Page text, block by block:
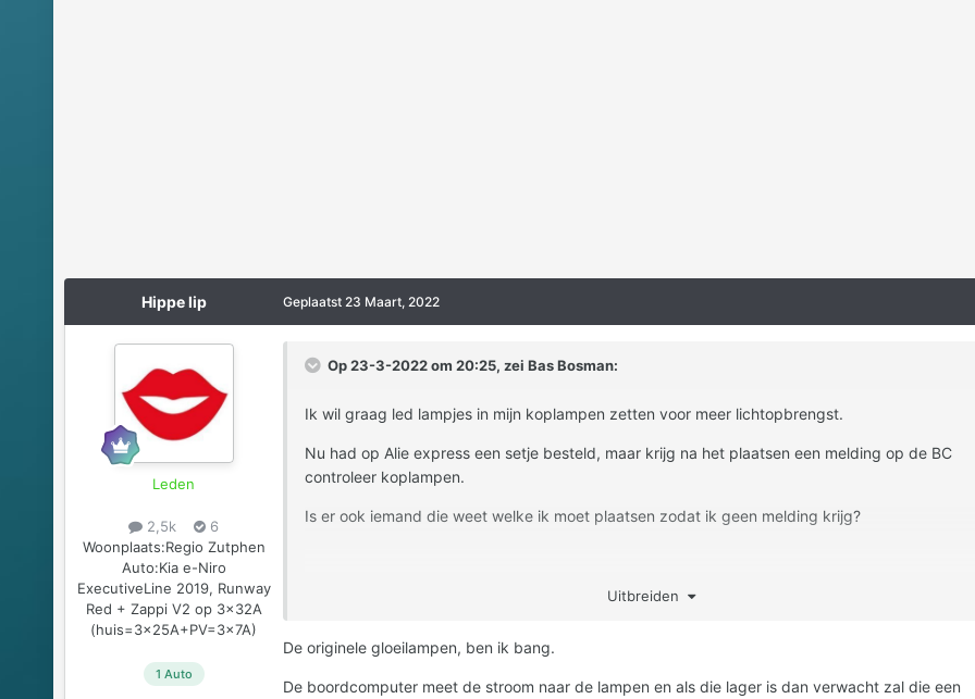
Hippe lip
Leden
2,5k
6
Woonplaats:Regio Zutphen
Auto:Kia e-Niro
ExecutiveLine 2019, Runway
Red + Zappi V2 op 3x32A
(huis=3x25A+PV=3x7A)
1 Auto
Geplaatst 23 Maart, 2022
Op 23-3-2022 om 20:25, zei Bas Bosman:
Ik wil graag led lampjes in mijn koplampen zetten voor meer lichtopbrengst.
Nu had op Alie express een setje besteld, maar krijg na het plaatsen een melding op de BC
controleer koplampen.
Is er ook iemand die weet welke ik moet plaatsen zodat ik geen melding krijg?
Uitbreiden
De originele gloeilampen, ben ik bang.
De boordcomputer meet de stroom naar de lampen en als die lager is dan verwacht zal die een